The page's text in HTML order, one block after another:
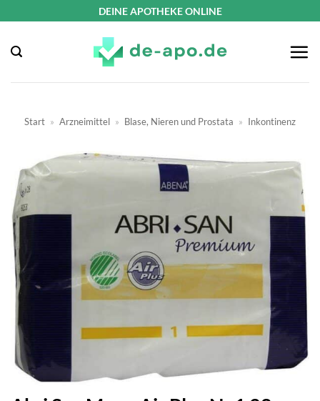
springen
DEINE APOTHEKE ONLINE
Start » Arzneimittel » Blase, Nieren und Prostata » Inkontinenz